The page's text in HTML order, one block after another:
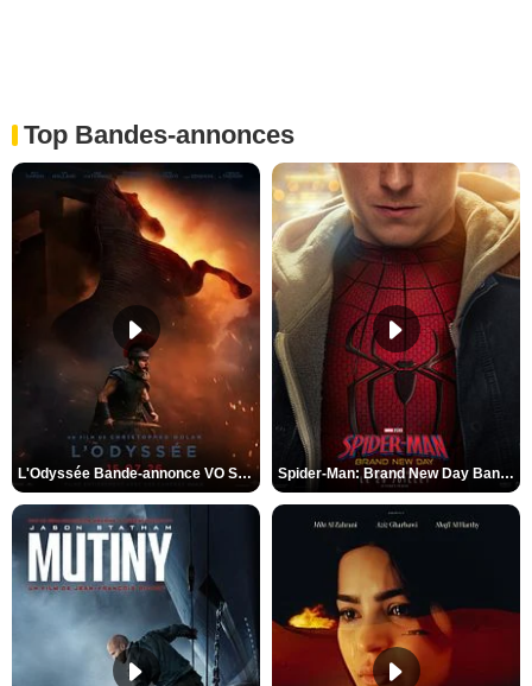
Top Bandes-annonces
L'Odyssée Bande-annonce VO STFR Spider-Man: Brand New Day Bande-annonce VO STFR